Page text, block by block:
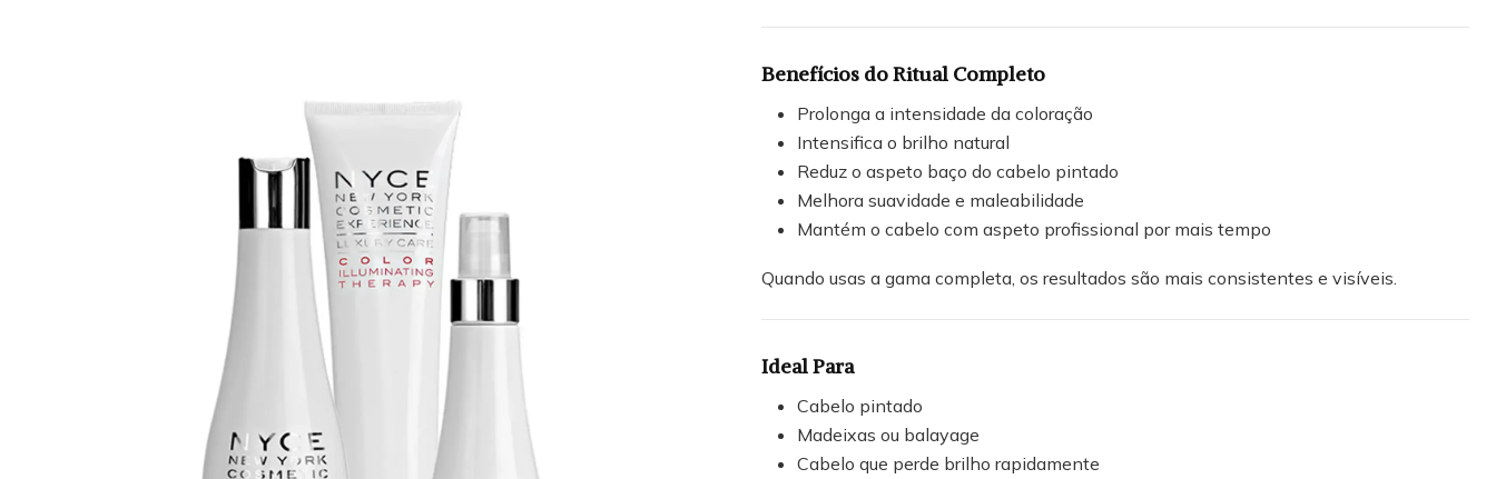
Benefícios do Ritual Completo
Prolonga a intensidade da coloração
Intensifica o brilho natural
Reduz o aspeto baço do cabelo pintado
Melhora suavidade e maleabilidade
Mantém o cabelo com aspeto profissional por mais tempo
Quando usas a gama completa, os resultados são mais consistentes e visíveis.
Ideal Para
Cabelo pintado
Madeixas ou balayage
Cabelo que perde brilho rapidamente